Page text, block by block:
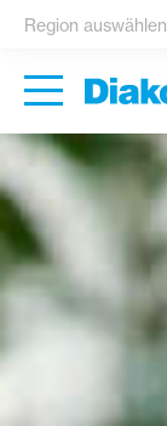
Region auswählen